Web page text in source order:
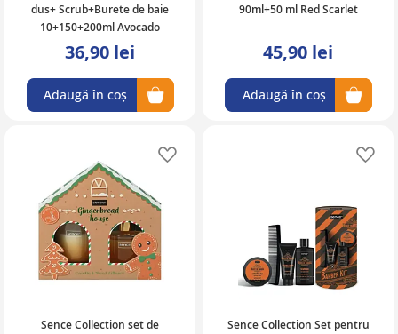
dus+ Scrub+Burete de baie
10+150+200ml Avocado
36,90 lei
Adaugă în coș
90ml+50 ml Red Scarlet
45,90 lei
Adaugă în coș
Sence Collection set de
Sence Collection Set pentru